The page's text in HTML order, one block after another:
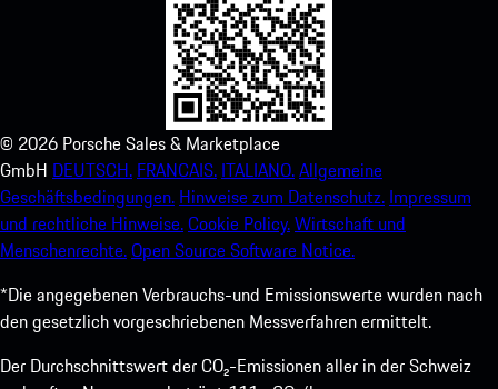
© 2026 Porsche Sales & Marketplace
GmbH DEUTSCH. FRANCAIS. ITALIANO.Allgemeine
Geschäftsbedingungen. Hinweise zum Datenschutz. Impressum
und rechtliche Hinweise.Cookie Policy.Wirtschaft und
Menschenrechte.Open Source Software Notice.
*Die angegebenen Verbrauchs-und Emissionswerte wurden nach
den gesetzlich vorgeschriebenen Messverfahren ermittelt.
Der Durchschnittswert der CO₂-Emissionen aller in der Schweiz